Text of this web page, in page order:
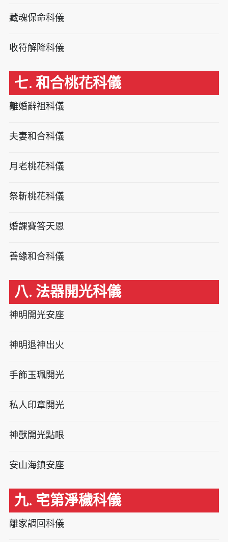
藏魂保命科儀
收符解降科儀
七. 和合桃花科儀
離婚辭祖科儀
夫妻和合科儀
月老桃花科儀
祭斬桃花科儀
婚課賽答天恩
善緣和合科儀
八. 法器開光科儀
神明開光安座
神明退神出火
手飾玉珮開光
私人印章開光
神獸開光點眼
安山海鎮安座
九. 宅第淨穢科儀
離家調回科儀